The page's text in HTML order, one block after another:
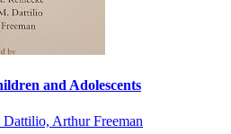
and Adolescents
Arthur Freeman